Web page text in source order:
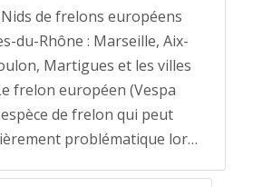
de frelons européens
du-Rhône : Marseille, Aix-
Martigues et les villes
frelon européen (Vespa
de frelon qui peut
problématique lor…